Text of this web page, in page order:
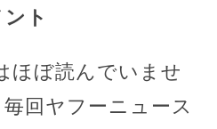
ト
ほぼ読んでいませ
回ヤフーニュース